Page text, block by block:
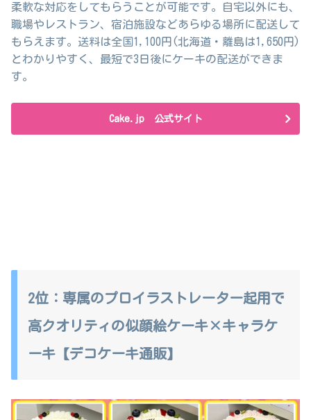
柔軟な対応をしてもらうことが可能です。自宅以外にも、
職場やレストラン、宿泊施設などあらゆる場所に配送して
もらえます。送料は全国1,100円(北海道・離島は1,650円)
とわかりやすく、最短で3日後にケーキの配送ができま
す。
Cake.jp 公式サイト
2位：専属のプロイラストレーター起用で
高クオリティの似顔絵ケーキ×キャラケ
ーキ【デコケーキ通販】